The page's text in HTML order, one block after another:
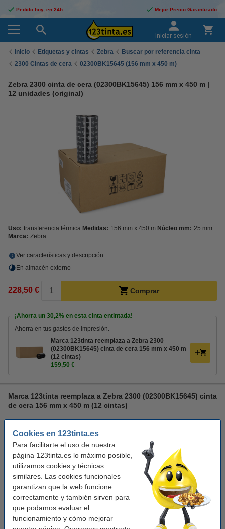
Cookies en 123tinta.es
Para facilitarte el uso de nuestra
página 123tinta.es lo máximo posible,
utilizamos cookies y técnicas
similares. Las cookies funcionales
garantizan que la web funcione
correctamente y también sirven para
que podamos evaluar el
funcionamiento y cómo mejorar
Pedido hoy, en 24h Mejor Precio Garantizado
Iniciar sesión
Inicio Etiquetas y cintas Zebra
Buscar por referencia cinta
2300 Cintas de cera
02300BK15645 (156 mm x 450 m)
Zebra 2300 cinta de cera (02300BK15645) 156 mm x 450 m |
12 unidades (original)
Uso: transferencia térmica Medidas: 156 mm x 450 m Núcleo mm: 25 mm
Marca: Zebra
Ver características y descripción
En almacén externo
228,50 € Comprar
¡Ahorra un 30,2% en esta cinta entintada!
Ahorra en tus gastos de impresión.
Marca 123tinta reemplaza a Zebra 2300
(02300BK15645) cinta de cera 156 mm x 450 m
(12 cintas)
159,50 €
Marca 123tinta reemplaza a Zebra 2300 (02300BK15645) cinta
de cera 156 mm x 450 m (12 cintas)